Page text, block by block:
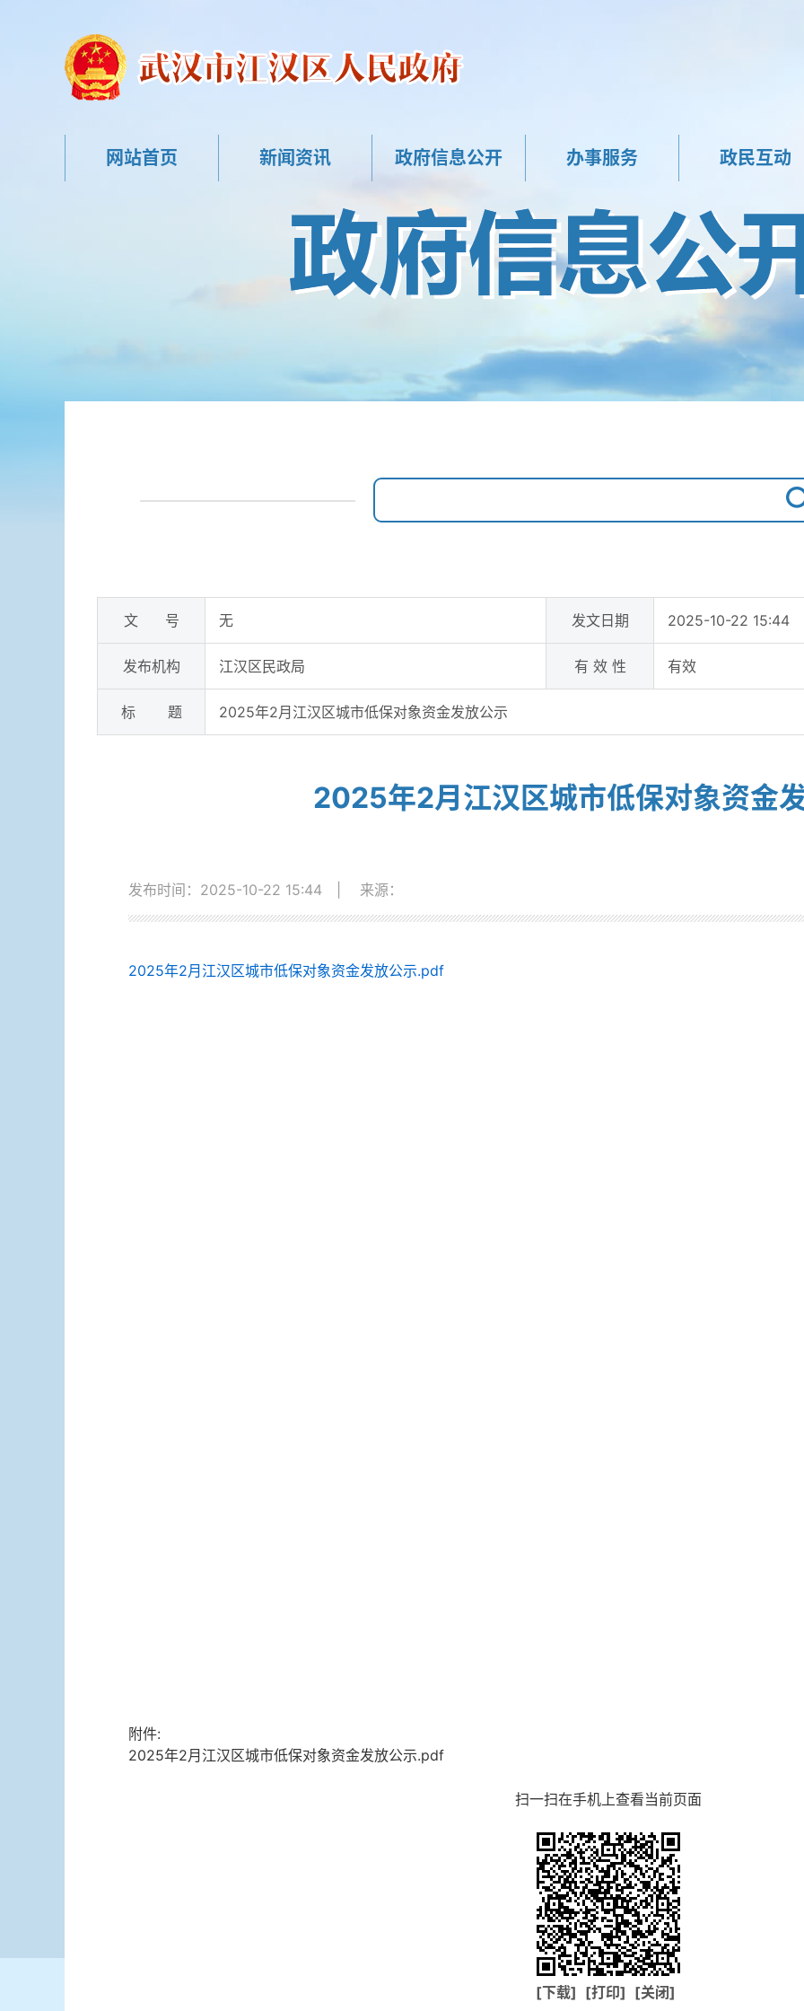
网站首页 新闻资讯 政府信息公开 办事服务 政民互动
文 号 无 发文日期 2025-10-22 15:44
发布机构 江汉区民政局 有 效 性 有效
标 题 2025年2月江汉区城市低保对象资金发放公示
2025年2月江汉区城市低保对象资金
发布时间：2025-10-22 15:44 来源：
2025年2月江汉区城市低保对象资金发放公示.pdf
附件:
2025年2月江汉区城市低保对象资金发放公示.pdf
扫一扫在手机上查看当前页面
[下载] [打印] [关闭]